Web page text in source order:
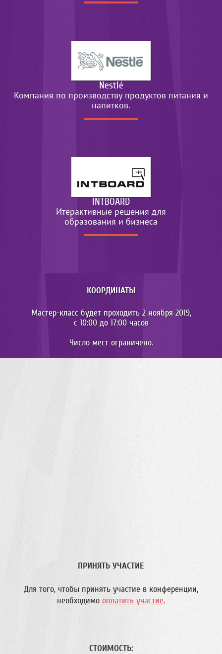
Nestlé
Компания по производству продуктов питания и
напитков.
INTBOARD
Итерактивные решения для
образования и бизнеса
КООРДИНАТЫ
Мастер-класс будет проходить 2 ноября 2019,
с 10:00 до 17:00 часов
Число мест ограничено.
ПРИНЯТЬ УЧАСТИЕ
Для того, чтобы принять участие в конференции,
необходимо оплатить участие.
СТОИМОСТЬ: